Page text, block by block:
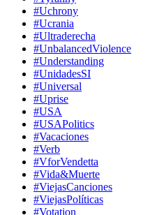
#Uchrony
#Ucrania
#Ultraderecha
#UnbalancedViolence
#Understanding
#UnidadesSI
#Universal
#Uprise
#USA
#USAPolitics
#Vacaciones
#Verb
#VforVendetta
#Vida&Muerte
#ViejasCanciones
#ViejasPolíticas
#Votation